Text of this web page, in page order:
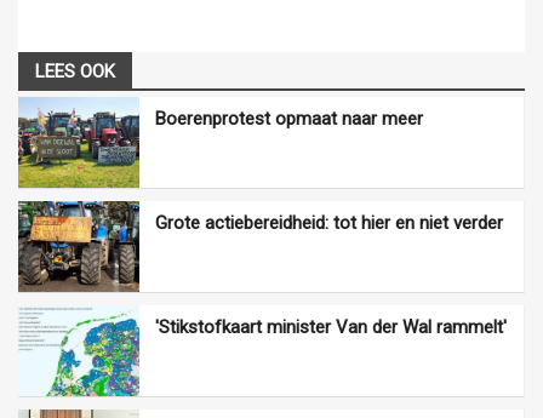
LEES OOK
Boerenprotest opmaat naar meer
Grote actiebereidheid: tot hier en niet verder
'Stikstofkaart minister Van der Wal rammelt'